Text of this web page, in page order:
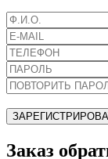
Заказ